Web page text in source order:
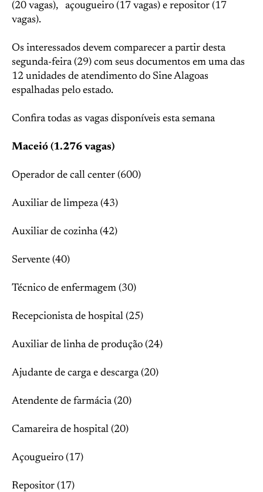
(20 vagas), açougueiro (17 vagas) e repositor (17
vagas).
Os interessados devem comparecer a partir desta
segunda-feira (29) com seus documentos em uma das
12 unidades de atendimento do Sine Alagoas
espalhadas pelo estado.
Confira todas as vagas disponíveis esta semana
Maceió (1.276 vagas)
Operador de call center (600)
Auxiliar de limpeza (43)
Auxiliar de cozinha (42)
Servente (40)
Técnico de enfermagem (30)
Recepcionista de hospital (25)
Auxiliar de linha de produção (24)
Ajudante de carga e descarga (20)
Atendente de farmácia (20)
Camareira de hospital (20)
Açougueiro (17)
Repositor (17)